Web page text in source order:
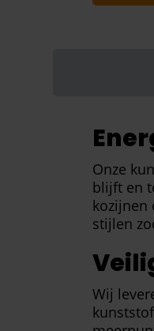
Onze
blijft en
kozijnen
stijlen
Wij